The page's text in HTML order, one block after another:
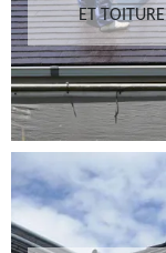
ET TOITURE